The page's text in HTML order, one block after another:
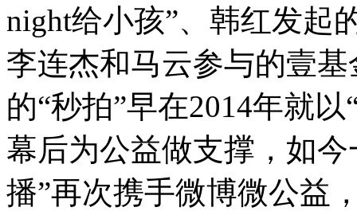
night给小孩”、韩红发起
李连杰和马云参与的壹
的“秒拍”早在2014年就
幕后为公益做支撑，如
播”再次携手微博微公益